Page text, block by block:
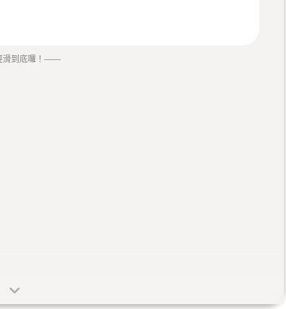
到底囉！ ——